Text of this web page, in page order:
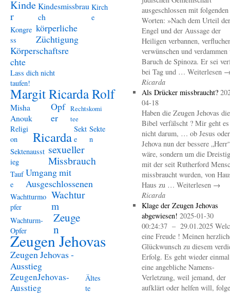
Kinde
r
Kindesmissbrau
ch
Kirch
e
Kongre
ss
körperliche
Züchtigung
Körperschaftsre
chte
Lass dich nicht
taufen!
Margit Ricarda Rolf
Misha
Anouk
Opf
er
Rechtskomi
tee
Religi
on
Ricarda Sekt
e
Sekte
n
Sektenausst
ieg
sexueller
Missbrauch
Tauf
e
Umgang mit
Ausgeschlossenen
Wachtturmo
pfer
Wachtur
m
Wachturm-
Opfer
Zeuge
n
Zeugen Jehovas
Zeugen Jehovas -
Ausstieg
ZeugenJehovas-
Ausstieg
Ältes
te
ausgeschlossen mit folgenden
Worten: »Nach dem Urteil der
Engel und der Aussage der
Heiligen verbannen,
verwünschen und
Baruch de Spinoza. Er sei
bei Tag und … Weiterlesen
Ricarda
Als Drücker missbraucht?
04-18
Haben die Zeugen Jehovas die
Bibel verfälscht ? Mir geht
nicht darum, … ob Jesus oder
Jehova nun der bessere „Herr“
wäre, sondern um die
mit der seit Rutherford
missbraucht wurden, von
Haus zu … Weiterlesen →
Ricarda
Klage der Zeugen Jehovas
abgewiesen! 2025-01-30
00:24:37 – 29.01.2025
eine Freude ! Meinen
Glückwunsch zu diesem
Erfolg. Es geht wieder
eine angebliche Namens-
Verletzung, weil jemand, der
aufklärt oder helfen will,